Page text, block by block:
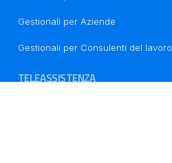
Gestionali per Aziende
Gestionali per Consulenti del lavoro
TELEASSISTENZA